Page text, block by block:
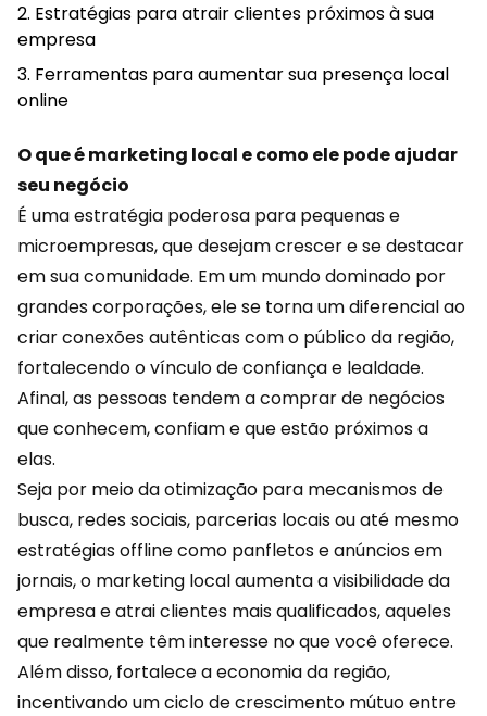
Estratégias para atrair clientes próximos à sua
empresa
Ferramentas para aumentar sua presença local
online
O que é marketing local e como ele pode ajudar
seu negócio
É uma estratégia poderosa para pequenas e
microempresas, que desejam crescer e se destacar
em sua comunidade. Em um mundo dominado por
grandes corporações, ele se torna um diferencial ao
criarconexões autênticascom o público da região,
fortalecendo o vínculo de confiança e lealdade.
Afinal, as pessoas tendem a comprar de negócios
que conhecem, confiam e que estão próximos a
elas.
Seja por meio da otimização para mecanismos de
busca, redes sociais, parcerias locais ou até mesmo
estratégias offline como panfletos e anúncios em
jornais, o marketing local aumenta a visibilidade da
empresa e atrai clientes mais qualificados, aqueles
que realmente têm interesse no que você oferece.
Além disso, fortalece aeconomiada região,
incentivando um ciclo de crescimento mútuo entre